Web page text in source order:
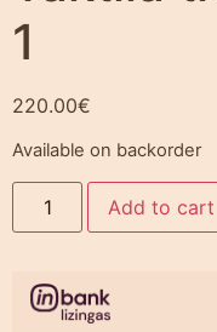
1
220.00€
Available on backorder
Add to cart